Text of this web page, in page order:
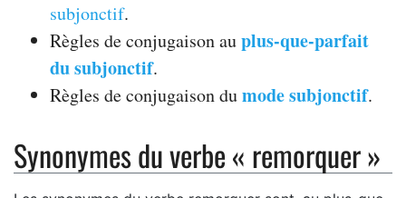
subjonctif.
Règles de conjugaison auplus-que-parfait
du subjonctif.
Règles de conjugaison dumode subjonctif.
Synonymes du verbe « remorquer »